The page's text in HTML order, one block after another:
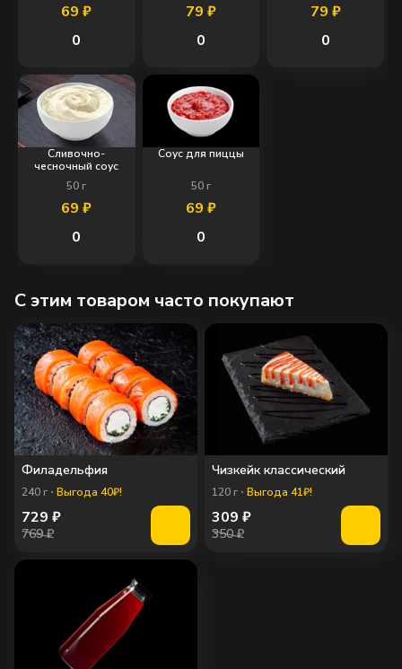
69₽
0
79 ₽
0
79 ₽
0
Сливочно-
чесночный соус
50 г
69₽
0
Соус для пиццы
50г
69 ₽
0
C этим товаром часто покупают
Филадельфия
240 г Выгода 40₽!
729 ₽
769 ₽
Чизкейк классический
120 г Выгода 41₽!
309 ₽
350 ₽